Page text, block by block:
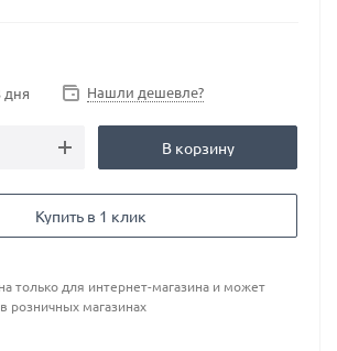
дня Нашли дешевле?
В корзину
Купить в 1 клик
только для интернет-магазина и может
розничных магазинах